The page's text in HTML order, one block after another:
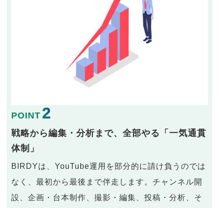
POINT 2
戦略から編集・分析まで、全部やる「一気通貫
体制」
BIRDYは、YouTube運用を部分的に請け負うのでは
なく、最初から最後まで伴走します。チャンネル開
設、企画・台本制作、撮影・編集、投稿・分析、そ